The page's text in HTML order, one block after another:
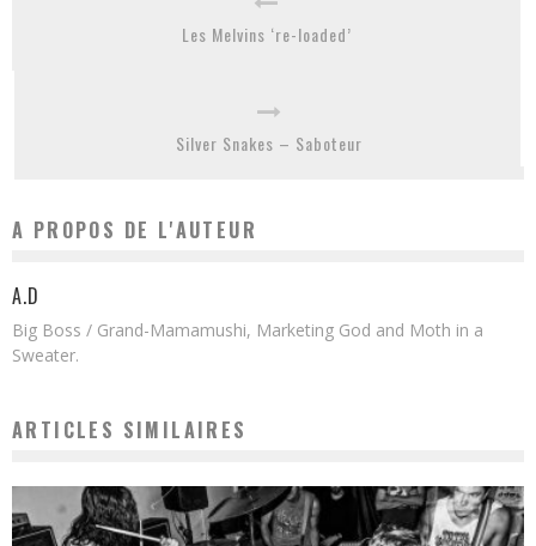
Les Melvins ‘re-loaded’
Silver Snakes – Saboteur
A PROPOS DE L'AUTEUR
A.D
Big Boss / Grand-Mamamushi, Marketing God and Moth in a
Sweater.
ARTICLES SIMILAIRES